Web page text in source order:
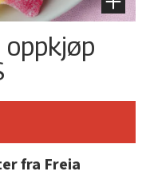
fra Freia